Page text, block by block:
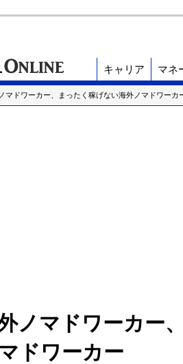
キャリア マネ
マドワーカー、まったく稼げない海外ノマドワーカ
ノマドワーカー
ドワーカー